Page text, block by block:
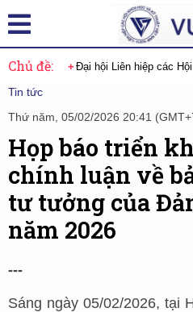
Chủ đề: Đại hội Liên hiệp các
Tin tức
Thứ năm, 05/02/2026 20:41
Họp báo triển
chính luận về
tư tưởng của
năm 2026
---
Sáng ngày 05/02/2026, tại